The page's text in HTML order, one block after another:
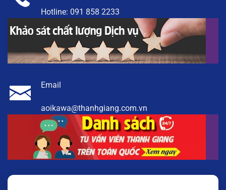
Hotline: 091 858 2233
Email
aoikawa@thanhgiang.com.vn